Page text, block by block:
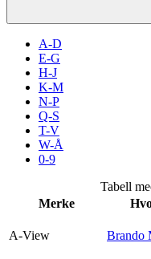
Inspirasjon
Søk
Praktisk informasjon
Ledige stillinger
A-D
E-G
H-J
K-M
N-P
Q-S
T-V
W-Å
0-9
Tabell
Merke
A-View Brando